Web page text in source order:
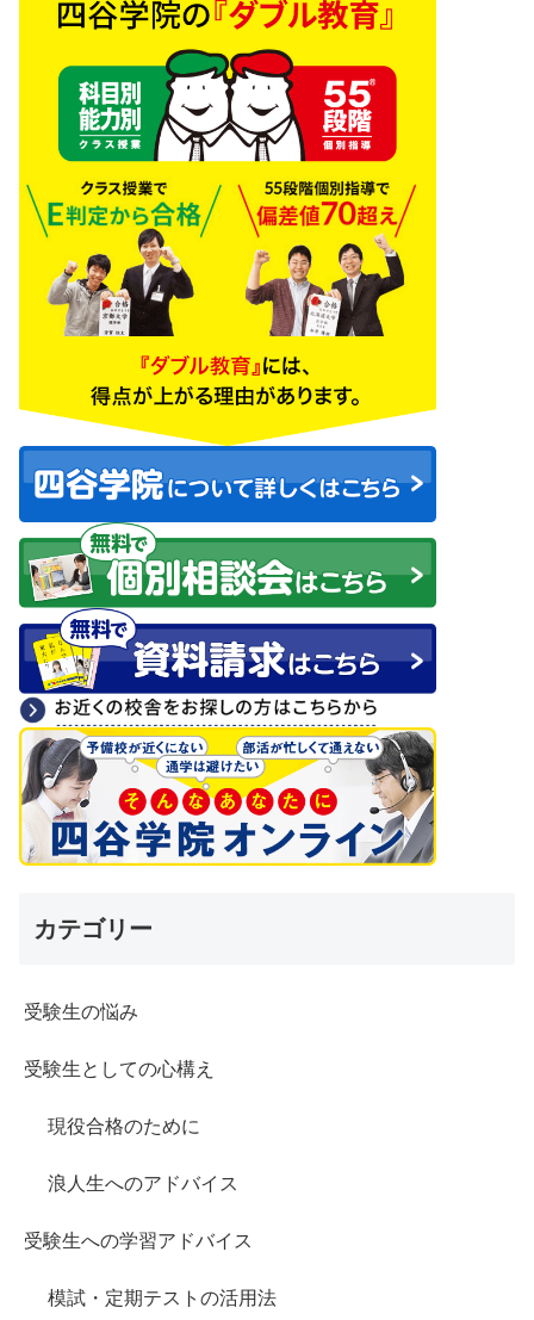
カテゴリー
受験生の悩み
受験生としての心構え
現役合格のために
浪人生へのアドバイス
受験生への学習アドバイス
模試・定期テストの活用法